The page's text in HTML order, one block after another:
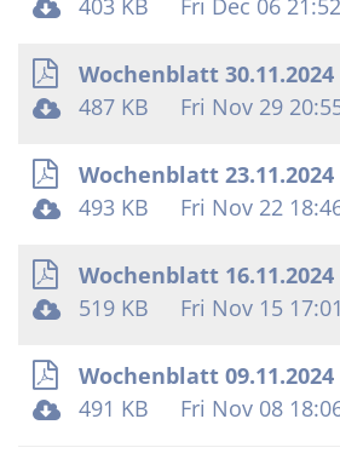
403 KB Fri Dec 06
Wochenblatt 30.11.2024
487 KB
Fri Nov 29
Wochenblatt 23.11.2024
493 KB
Fri Nov 22
Wochenblatt 16.11.2024
519 KB
Fri Nov 15
Wochenblatt 09.11.2024
491 KB
Fri Nov 08